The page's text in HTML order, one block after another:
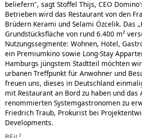
beliefern", sagt Stoffel Thijs, CEO
Betrieben wird das Restaurant von den
Brüdern Kerami und Selami Özcelik. Das
Grundstücksfläche von rund 6.400 m²
Nutzungssegmente: Wohnen, Hotel,
ein Premiumkino sowie Long-Stay
Hamburgs jüngstem Stadtteil möchten
urbanen Treffpunkt für Anwohner und
freuen uns, dieses in Deutschland
mit Restaurant an Bord zu haben und das
renommierten Systemgastronomen zu
Friedrich Traub, Prokurist bei
Developments.